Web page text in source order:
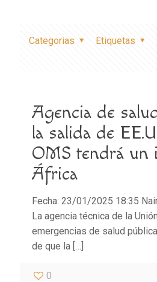
Categorias Etiquetas
Notice: Trying to access array
bool in
/home/misioner/
functions.php on line 1611
Agencia de
la salida de
OMS tendrá un
África
Fecha: 23/01/2025 18:35
La agencia técnica de la
emergencias de salud
de que la […]
0